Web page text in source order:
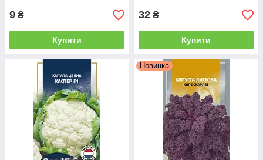
9 ₴
Купити
32 ₴
Купити
Новинка